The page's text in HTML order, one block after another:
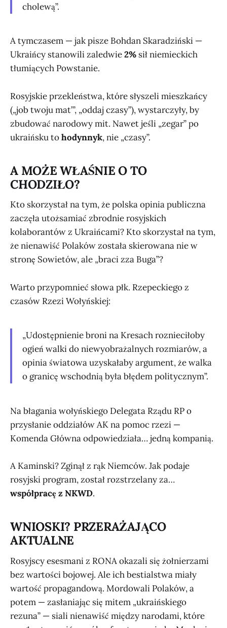
cholewą”.
A tymczasem — jak pisze Bohdan Skaradziński —
Ukraińcy stanowili zaledwie2% sił niemieckich
tłumiących Powstanie.
Rosyjskie przekleństwa, które słyszeli mieszkańcy
(„job twoju mat’”, „oddaj czasy”), wystarczyły, by
zbudować narodowy mit. Nawet jeśli „zegar” po
ukraińsku tohodynnyk, nie „czasy”.
A MOŻE WŁAŚNIE O TO
CHODZIŁO?
Kto skorzystał na tym, że polska opinia publiczna
zaczęła utożsamiać zbrodnie rosyjskich
kolaborantów z Ukraińcami? Kto skorzystał na tym,
że nienawiść Polaków została skierowana nie w
stronę Sowietów, ale „braci zza Buga”?
Warto przypomnieć słowa płk. Rzepeckiego z
czasów Rzezi Wołyńskiej:
„Udostępnienie broni na Kresach roznieciłoby
ogień walki do niewyobrażalnych rozmiarów, a
opinia światowa uzyskałaby argument, że walka
o granicę wschodnią była błędem politycznym”.
Na błagania wołyńskiego Delegata Rządu RP o
przysłanie oddziałów AK na pomoc rzezi —
Komenda Główna odpowiedziała… jedną kompanią.
A Kaminski? Zginął z rąk Niemców. Jak podaje
rosyjski program, został rozstrzelany za…
współpracę z NKWD.
WNIOSKI? PRZERAŻAJĄCO
AKTUALNE
Rosyjscy esesmani z RONA okazali się żołnierzami
bez wartości bojowej. Ale ich bestialstwa miały
wartość propagandową. Mordowali Polaków, a
potem — zasłaniając się mitem „ukraińskiego
rezuna” — siali nienawiść między narodami, które